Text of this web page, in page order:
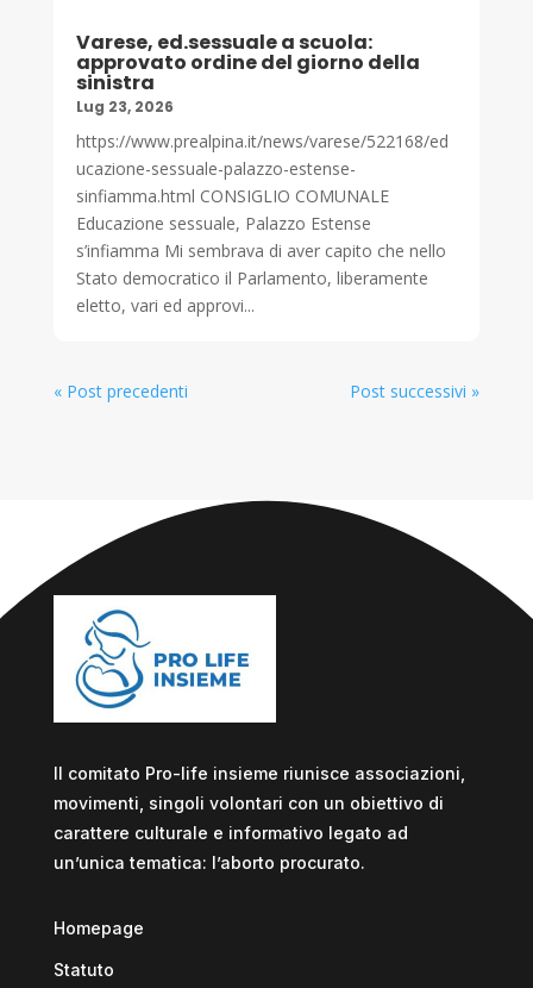
Varese, ed.sessuale a scuola:
approvato ordine del giorno della
sinistra
Lug 23, 2026
https://www.prealpina.it/news/varese/522168/ed
ucazione-sessuale-palazzo-estense-
sinfiamma.html CONSIGLIO COMUNALE
Educazione sessuale, Palazzo Estense
s’infiamma Mi sembrava di aver capito che nello
Stato democratico il Parlamento, liberamente
eletto, vari ed approvi...
« Post precedenti Post successivi »
Il comitato Pro-life insieme riunisce associazioni,
movimenti, singoli volontari con un obiettivo di
carattere culturale e informativo legato ad
un’unica tematica: l’aborto procurato.
Homepage
Statuto